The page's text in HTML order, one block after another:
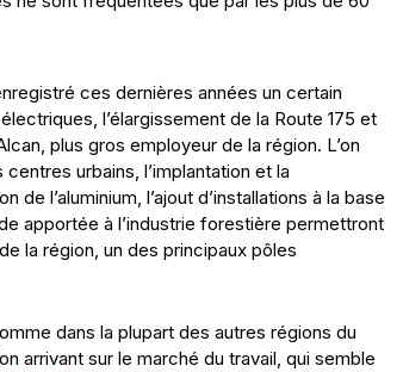
ces dernières années un certain
l’élargissement de la Route 175 et
plus gros employeur de la région. L’on
urbains, l’implantation et la
l’aluminium, l’ajout d’installations à la base
apportée à l’industrie forestière permettront
la région, un des principaux pôles
dans la plupart des autres régions du
arrivant sur le marché du travail, qui semble